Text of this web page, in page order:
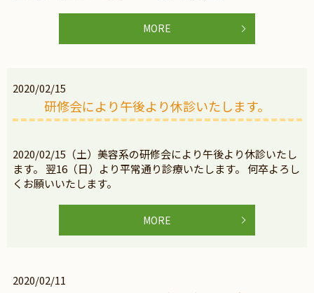
MORE
2020/02/15
研修会により午後より休診いたします。
2020/02/15（土）美容系の研修会により午後より休診いたし
ます。 翌16（日）より平常通り診療いたします。 何卒よろし
くお願いいたします。
MORE
2020/02/11